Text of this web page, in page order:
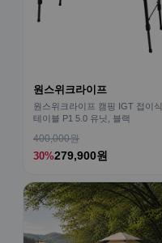
원스위크라이프
원스위크라이프 캠핑 IGT 접이식
테이블 P1 5.0 유닛, 블랙
400,000원
30%279,900원